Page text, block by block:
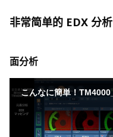
非常简单的 EDX 分析
面分析